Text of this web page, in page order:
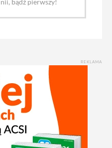
bądź pierwszy!
REKLAMA